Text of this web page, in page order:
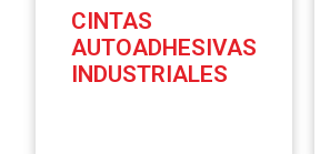
CINTAS
AUTOADHESIVAS
INDUSTRIALES